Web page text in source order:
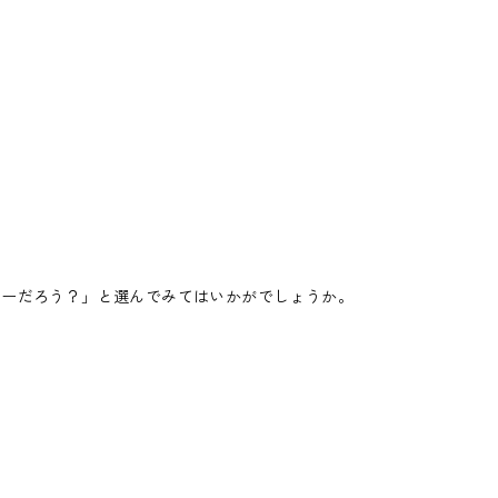
だろう？」と選んでみてはいかがでしょうか。